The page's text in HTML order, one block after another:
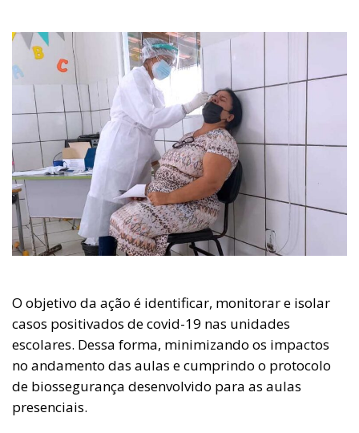
O objetivo da ação é identificar, monitorar e isolar
casos positivados de covid-19 nas unidades
escolares. Dessa forma, minimizando os impactos
no andamento das aulas e cumprindo o protocolo
de biossegurança desenvolvido para as aulas
presenciais.